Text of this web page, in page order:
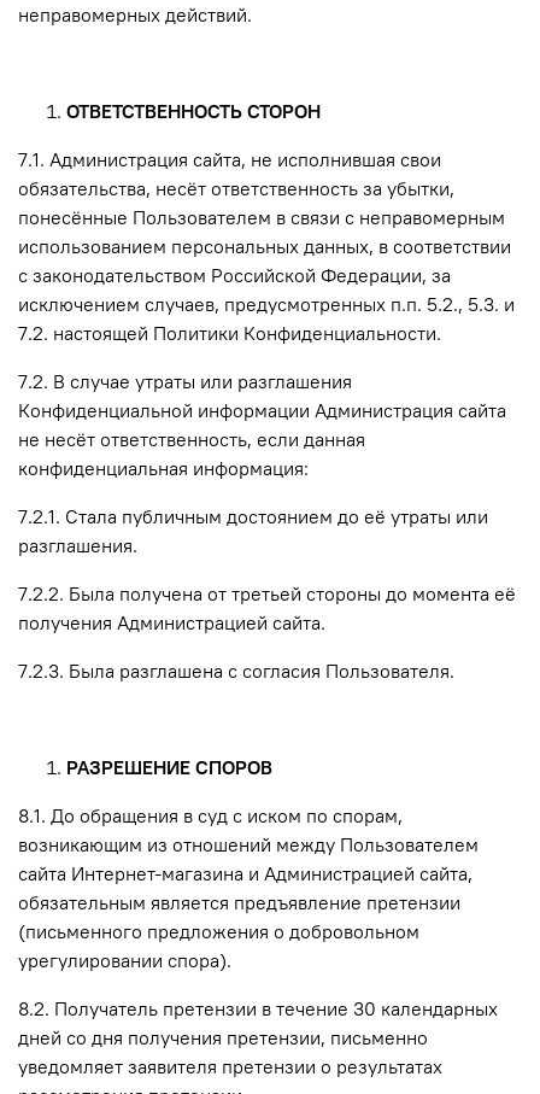
неправомерных действий.
ОТВЕТСТВЕННОСТЬ СТОРОН
7.1. Администрация сайта, не исполнившая свои
обязательства, несёт ответственность за убытки,
понесённые Пользователем в связи с неправомерным
использованием персональных данных, в соответствии
с законодательством Российской Федерации, за
исключением случаев, предусмотренных п.п. 5.2., 5.3. и
7.2. настоящей Политики Конфиденциальности.
7.2. В случае утраты или разглашения
Конфиденциальной информации Администрация сайта
не несёт ответственность, если данная
конфиденциальная информация:
7.2.1. Стала публичным достоянием до её утраты или
разглашения.
7.2.2. Была получена от третьей стороны до момента её
получения Администрацией сайта.
7.2.3. Была разглашена с согласия Пользователя.
РАЗРЕШЕНИЕ СПОРОВ
8.1. До обращения в суд с иском по спорам,
возникающим из отношений между Пользователем
сайта Интернет-магазина и Администрацией сайта,
обязательным является предъявление претензии
(письменного предложения о добровольном
урегулировании спора).
8.2. Получатель претензии в течение 30 календарных
дней со дня получения претензии, письменно
уведомляет заявителя претензии о результатах